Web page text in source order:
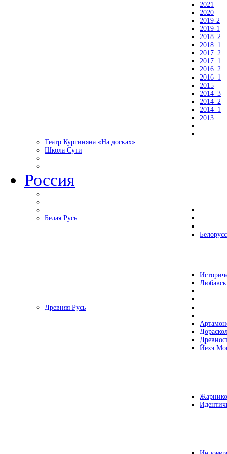
2021
2020
2019-2
2019-1
2018_2
2018_1
2017_2
2017_1
2016_2
2016_1
2015
2014_3
2014_2
2014_1
2013
Театр Кургиняна «На досках»
Школа Сути
Россия
Белая Русь
Древняя Русь
Йехэ